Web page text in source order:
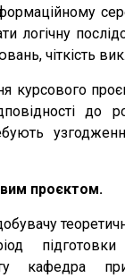
логічну
чіткість
курсового
до
проєктом.
кафедра